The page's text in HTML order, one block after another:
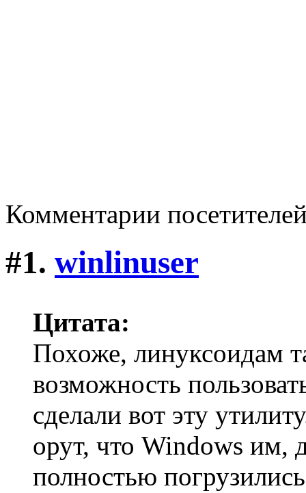
Комментарии
#1. winlinuser
Цитата:
Похоже, линуксоидам
возможность
сделали вот эту
орут, что Windows им,
полностью